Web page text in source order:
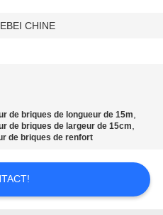
CHINE
de briques de longueur de 15m,
de briques de largeur de 15cm,
de briques de renfort